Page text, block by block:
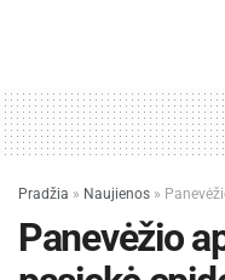
Pradžia » Naujienos »
Panevėžio